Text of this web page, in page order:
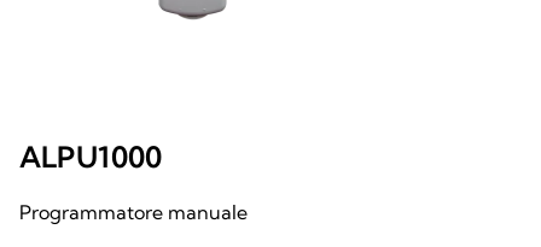
ALPU1000
Programmatore manuale